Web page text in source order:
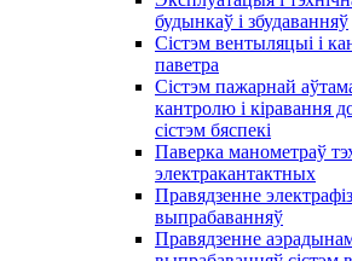
будынкаў і збудаванняў
Сістэм вентыляцыі і
паветра
Сістэм пажарнай
кантролю і кіравання
сістэм бяспекі
Паверка манометраў
электракантактных
Правядзенне
выпрабаванняў
Правядзенне